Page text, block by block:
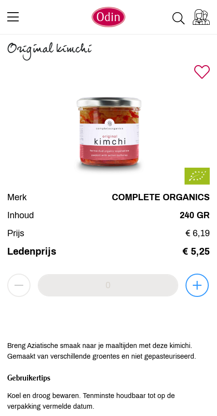
Original kimchi
Merk
COMPLETE ORGANICS
Inhoud
240 GR
Prijs
€ 6,19
Ledenprijs € 5,25
Breng Aziatische smaak naar je maaltijden met deze kimichi.
Gemaakt van verschillende groentes en niet gepasteuriseerd.
Gebruikertips
Koel en droog bewaren. Tenminste houdbaar tot op de
verpakking vermelde datum.